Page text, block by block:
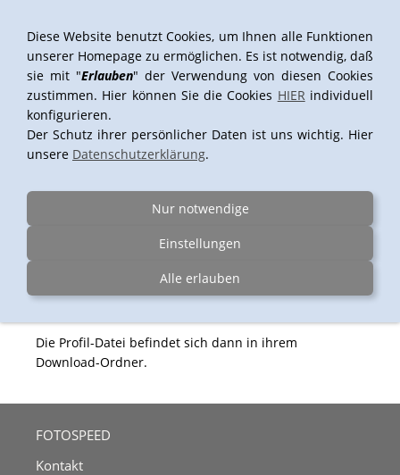
Navigation einblenden
Vielen Dank, daß sie Das ICC-Farbprofil "Fotopapier
Download startet nach 5 Sekunden.
von" Windows 10"
entsprechendes Infofeld aufscheint, klicken sie bitte in
das Feld und dann auf "Downloadstarten".
Die Profil-Datei befindet sich dann in ihrem
Download-Ordner.
FOTOSPEED
Kontakt
Diese Website benutzt Cookies, um Ihnen alle Funktionen
unserer Homepage zu ermöglichen. Es ist notwendig, daß
sie mit "Erlauben" der Verwendung von diesen Cookies
zustimmen. Hier können Sie die Cookies HIERindividuell
konfigurieren.
Der Schutz ihrer persönlicher Daten ist uns wichtig. Hier
unsere Datenschutzerklärung.
Nur notwendige
Einstellungen
Alle erlauben